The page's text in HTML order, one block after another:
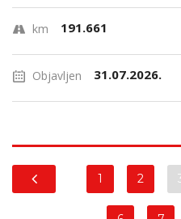
km 191.661
Objavljen 31.07.2026.
1 2